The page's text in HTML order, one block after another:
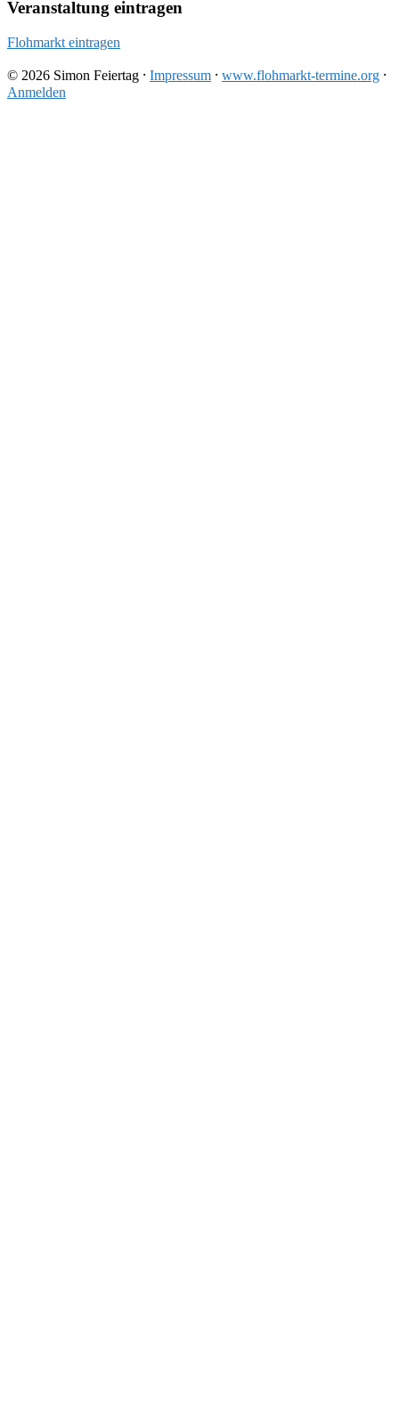
Veranstaltung eintragen
Flohmarkt eintragen
© 2026 Simon Feiertag ⸱ Impressum ⸱ www.flohmarkt-termine.org ⸱
Anmelden